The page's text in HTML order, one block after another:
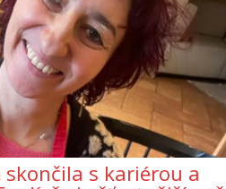
skončila s kariérou a